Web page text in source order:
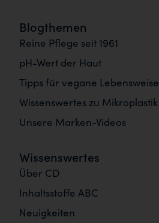
Blogthemen
Reine Pflege seit 1961
pH-Wert der Haut
Tipps für vegane Lebensweise
Wissenswertes zu Mikroplastik
Unsere Marken-Videos
Wissenswertes
Über CD
Inhaltsstoffe ABC
Neuigkeiten